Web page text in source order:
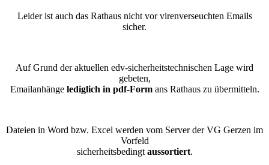
Leider ist auch das Rathaus nicht vor virenverseuchten Emails
sicher.
Auf Grund der aktuellen edv-sicherheitstechnischen Lage wird
gebeten,
Emailanhänge lediglich in pdf-Formans Rathaus zu übermitteln.
Dateien in Word bzw. Excel werden vom Server der VG Gerzen im
Vorfeld
sicherheitsbedingt aussortiert.